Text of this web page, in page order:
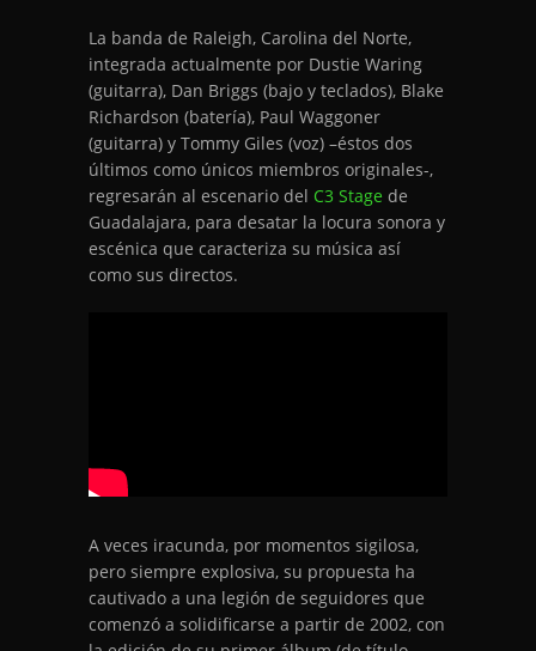
La banda de Raleigh, Carolina del Norte,
integrada actualmente por Dustie Waring
(guitarra), Dan Briggs (bajo y teclados), Blake
Richardson (batería), Paul Waggoner
(guitarra) y Tommy Giles (voz) –éstos dos
últimos como únicos miembros originales-,
regresarán al escenario del C3 Stage de
Guadalajara, para desatar la locura sonora y
escénica que caracteriza su música así
como sus directos.
A veces iracunda, por momentos sigilosa,
pero siempre explosiva, su propuesta ha
cautivado a una legión de seguidores que
comenzó a solidificarse a partir de 2002, con